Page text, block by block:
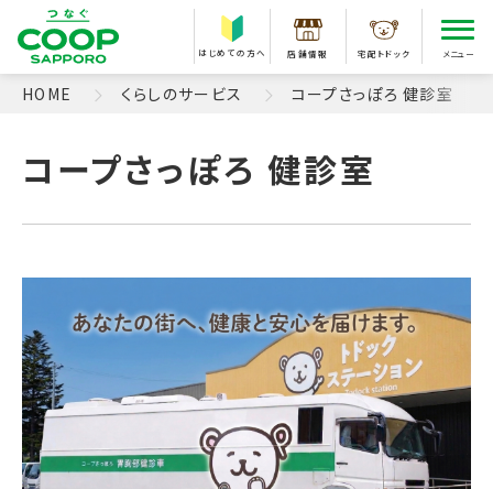
はじめての方へ 店舗情報 宅配トドック メニュー
HOME くらしのサービス コープさっぽろ 健診室